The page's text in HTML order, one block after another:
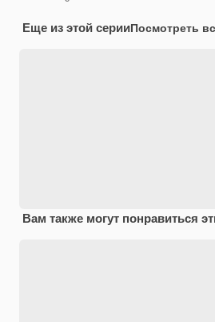
Еще из этой серииПосмотреть
Вам также могут понравиться